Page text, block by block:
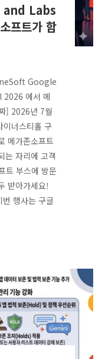
and Labs
프트가 함
Google
에서 메
] 2026년 7월
너스티홀 구
메가존소프트
는 자리에 고객
트 부스에 방문
받아가세요!
행사는 구글